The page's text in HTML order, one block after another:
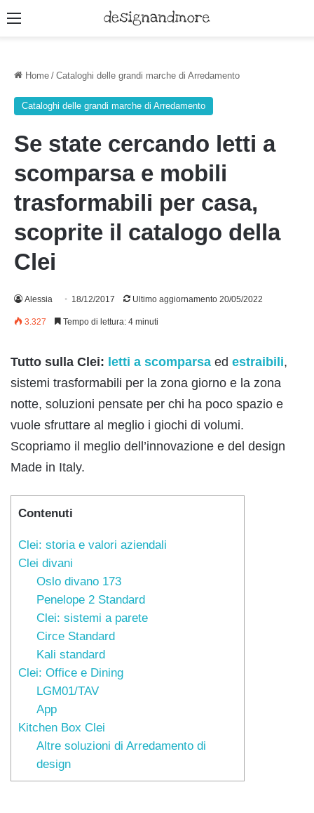
Menu
Home / Cataloghi delle grandi marche di Arredamento
Cataloghi delle grandi marche di Arredamento
Se state cercando letti a
scomparsa e mobili
trasformabili per casa,
scoprite il catalogo della
Clei
Alessia 18/12/2017 Ultimo aggiornamento 20/05/2022
3.327 Tempo di lettura: 4 minuti
Tutto sulla Clei: letti a scomparsa ed estraibili,
sistemi trasformabili per la zona giorno e la zona
notte, soluzioni pensate per chi ha poco spazio e
vuole sfruttare al meglio i giochi di volumi.
Scopriamo il meglio dell’innovazione e del design
Made in Italy.
Contenuti
Clei: storia e valori aziendali
Clei divani
Oslo divano 173
Penelope 2 Standard
Clei: sistemi a parete
Circe Standard
Kali standard
Clei: Office e Dining
LGM01/TAV
App
Kitchen Box Clei
Altre soluzioni di Arredamento di
design